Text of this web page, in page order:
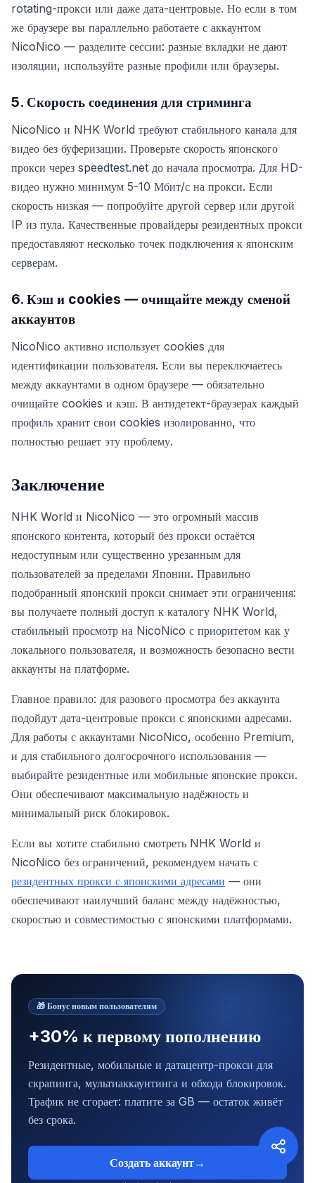
rotating-прокси или даже дата-центровые. Но если в том
же браузере вы параллельно работаете с аккаунтом
NicoNico — разделите сессии: разные вкладки не дают
изоляции, используйте разные профили или браузеры.
5. Скорость соединения для стриминга
NicoNico и NHK World требуют стабильного канала для
видео без буферизации. Проверьте скорость японского
прокси через speedtest.net до начала просмотра. Для HD-
видео нужно минимум 5-10 Мбит/с на прокси. Если
скорость низкая — попробуйте другой сервер или другой
IP из пула. Качественные провайдеры резидентных прокси
предоставляют несколько точек подключения к японским
серверам.
6. Кэш и cookies — очищайте между сменой
аккаунтов
NicoNico активно использует cookies для
идентификации пользователя. Если вы переключаетесь
между аккаунтами в одном браузере — обязательно
очищайте cookies и кэш. В антидетект-браузерах каждый
профиль хранит свои cookies изолированно, что
полностью решает эту проблему.
Заключение
NHK World и NicoNico — это огромный массив
японского контента, который без прокси остаётся
недоступным или существенно урезанным для
пользователей за пределами Японии. Правильно
подобранный японский прокси снимает эти ограничения:
вы получаете полный доступ к каталогу NHK World,
стабильный просмотр на NicoNico с приоритетом как у
локального пользователя, и возможность безопасно вести
аккаунты на платформе.
Главное правило: для разового просмотра без аккаунта
подойдут дата-центровые прокси с японскими адресами.
Для работы с аккаунтами NicoNico, особенно Premium,
и для стабильного долгосрочного использования —
выбирайте резидентные или мобильные японские прокси.
Они обеспечивают максимальную надёжность и
минимальный риск блокировок.
Если вы хотите стабильно смотреть NHK World и
NicoNico без ограничений, рекомендуем начать с
резидентных прокси с японскими адресами — они
обеспечивают наилучший баланс между надёжностью,
скоростью и совместимостью с японскими платформами.
🎁 Бонус новым пользователям
+30% к первому пополнению
Резидентные, мобильные и датацентр-прокси для
скрапинга, мультиаккаунтинга и обхода блокировок.
Трафик не сгорает: платите за GB — остаток живёт
без срока.
Создать аккаунт→